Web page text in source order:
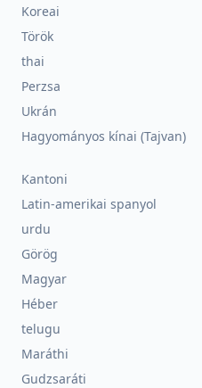
Koreai
Török
thai
Perzsa
Ukrán
Hagyományos kínai (Tajvan)
Kantoni
Latin-amerikai spanyol
urdu
Görög
Magyar
Héber
telugu
Maráthi
Gudzsaráti